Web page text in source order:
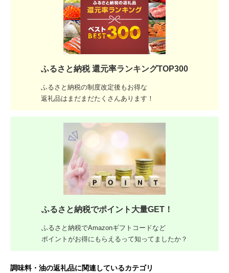
ふるさと納税 還元率ランキングTOP300
ふるさと納税の制度改定後もお得な
返礼品はまだまだたくさんあります！
ふるさと納税でポイント大量GET！
ふるさと納税でAmazonギフトコードなど
ポイントがお得にもらえるって知ってましたか？
調味料・油の返礼品に関連しているカテゴリ